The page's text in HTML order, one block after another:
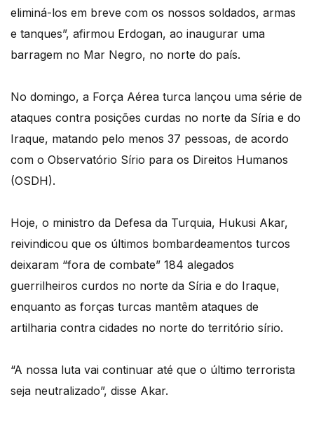
eliminá-los em breve com os nossos soldados, armas
e tanques”, afirmou Erdogan, ao inaugurar uma
barragem no Mar Negro, no norte do país.
No domingo, a Força Aérea turca lançou uma série de
ataques contra posições curdas no norte da Síria e do
Iraque, matando pelo menos 37 pessoas, de acordo
com o Observatório Sírio para os Direitos Humanos
(OSDH).
Hoje, o ministro da Defesa da Turquia, Hukusi Akar,
reivindicou que os últimos bombardeamentos turcos
deixaram “fora de combate” 184 alegados
guerrilheiros curdos no norte da Síria e do Iraque,
enquanto as forças turcas mantêm ataques de
artilharia contra cidades no norte do território sírio.
“A nossa luta vai continuar até que o último terrorista
seja neutralizado”, disse Akar.